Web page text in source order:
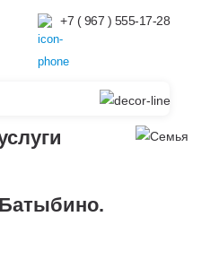
+7 ( 967 ) 555-17-28
Батыбино.